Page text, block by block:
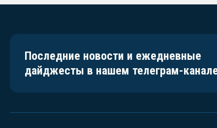
Последние новости и ежедневные
дайджесты в нашем телеграм-